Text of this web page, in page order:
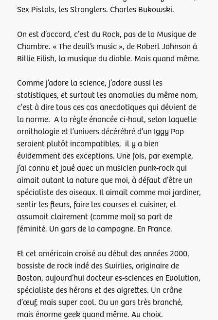
Sex Pistols, les Stranglers. Charles Bukowski.
On est d’accord, c’est du Rock, pas de la Musique de
Chambre. « The devil’s music », de Robert Johnson à
Billie Eilish, la musique du diable. Mais quand même.
Comme j’adore la science, j’adore aussi les
statistiques, et surtout les anomalies du même nom,
c’est à dire tous ces cas anecdotiques qui dévient de
la norme. A la règle énoncée ci-haut, selon laquelle
ornithologie et l’univers décérébré d’un Iggy Pop
seraient plutôt incompatibles, il y a bien
évidemment des exceptions. Une fois, par exemple,
j’ai connu et joué avec un musicien punk-rock qui
aimait autant la nature que moi, à défaut d’être un
spécialiste des oiseaux. Il aimait comme moi jardiner,
sentir les fleurs, faire les courses et cuisiner, et
assumait clairement (comme moi) sa part de
féminité. Un gars de la campagne. En France.
Et cet américain croisé au début des années 2000,
bassiste de rock indé des Swirlies, originaire de
Boston, aujourd’hui docteur es-sciences en Evolution,
spécialiste des hérons et des aigrettes. Un crâne
d’œuf, mais super cool. Ou un gars très branché,
mais énorme geek quand même. Au choix.